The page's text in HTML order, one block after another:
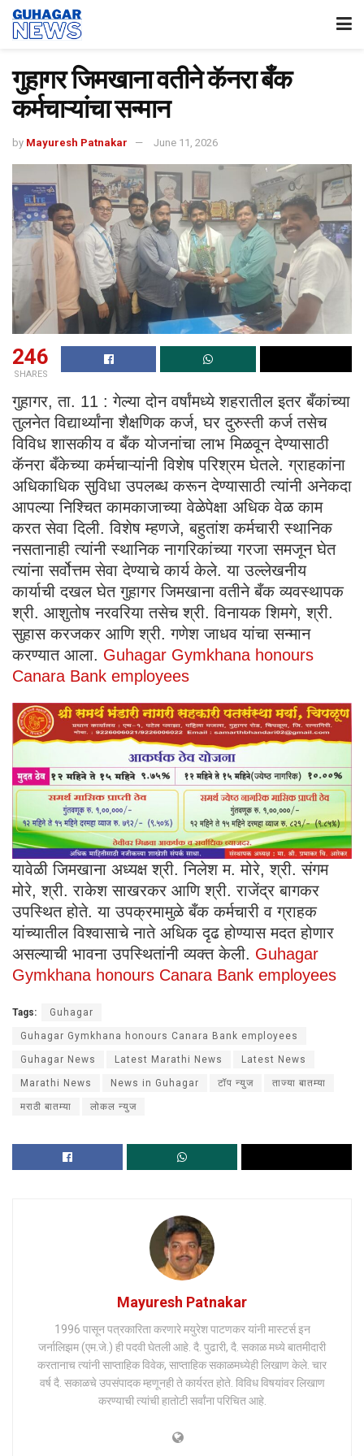
गुहागर जिमखाना वतीने कॅनरा बँक
कर्मचाऱ्यांचा सन्मान
by Mayuresh Patnakar June 11, 2026
246
SHARES
गुहागर, ता. 11 : गेल्या दोन वर्षांमध्ये शहरातील इतर बँकांच्या
तुलनेत विद्यार्थ्यांना शैक्षणिक कर्ज, घर दुरुस्ती कर्ज तसेच
विविध शासकीय व बँक योजनांचा लाभ मिळवून देण्यासाठी
कॅनरा बँकेच्या कर्मचाऱ्यांनी विशेष परिश्रम घेतले. ग्राहकांना
अधिकाधिक सुविधा उपलब्ध करून देण्यासाठी त्यांनी अनेकदा
आपल्या निश्चित कामकाजाच्या वेळेपेक्षा अधिक वेळ काम
करत सेवा दिली. विशेष म्हणजे, बहुतांश कर्मचारी स्थानिक
नसतानाही त्यांनी स्थानिक नागरिकांच्या गरजा समजून घेत
त्यांना सर्वोत्तम सेवा देण्याचे कार्य केले. या उल्लेखनीय
कार्याची दखल घेत गुहागर जिमखाना वतीने बँक व्यवस्थापक
श्री. आशुतोष नरवरिया तसेच श्री. विनायक शिमगे, श्री.
सुहास करजकर आणि श्री. गणेश जाधव यांचा सन्मान
करण्यात आला. Guhagar Gymkhana honours
Canara Bank employees
यावेळी जिमखाना अध्यक्ष श्री. निलेश म. मोरे, श्री. संगम
मोरे, श्री. राकेश साखरकर आणि श्री. राजेंद्र बागकर
उपस्थित होते. या उपक्रमामुळे बँक कर्मचारी व ग्राहक
यांच्यातील विश्वासाचे नाते अधिक दृढ होण्यास मदत होणार
असल्याची भावना उपस्थितांनी व्यक्त केली. Guhagar
Gymkhana honours Canara Bank employees
Tags: Guhagar
Guhagar Gymkhana honours Canara Bank employees
Guhagar News Latest Marathi News Latest News
Marathi News News in Guhagar टॉप न्युज ताज्या बातम्या
मराठी बातम्या लोकल न्युज
Mayuresh Patnakar
1996 पासून पत्रकारिता करणारे मयुरेश पाटणकर यांनी मास्टर्स इन
जर्नालिझम (एम.जे.) ही पदवी घेतली आहे. दै. पुढारी, दै. सकाळ मध्ये बातमीदारी
करतानाच त्यांनी साप्ताहिक विवेक, साप्ताहिक सकाळमध्येही लिखाण केले. चार
वर्ष दै. सकाळचे उपसंपादक म्हणूनही ते कार्यरत होते. विविध विषयांवर लिखाण
करण्याची त्यांची हातोटी सर्वांना परिचित आहे.